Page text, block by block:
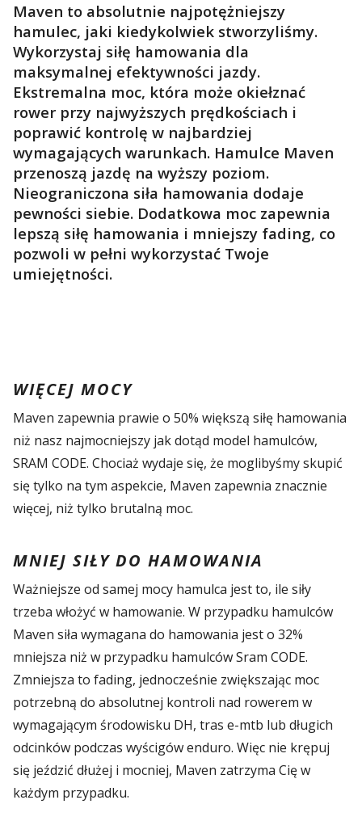
Maven to absolutnie najpotężniejszy
hamulec, jaki kiedykolwiek stworzyliśmy.
Wykorzystaj siłę hamowania dla
maksymalnej efektywności jazdy.
Ekstremalna moc, która może okiełznać
rower przy najwyższych prędkościach i
poprawić kontrolę w najbardziej
wymagających warunkach. Hamulce Maven
przenoszą jazdę na wyższy poziom.
Nieograniczona siła hamowania dodaje
pewności siebie. Dodatkowa moc zapewnia
lepszą siłę hamowania i mniejszy fading, co
pozwoli w pełni wykorzystać Twoje
umiejętności.
WIĘCEJ MOCY
Maven zapewnia prawie o 50% większą siłę hamowania
niż nasz najmocniejszy jak dotąd model hamulców,
SRAM CODE. Chociaż wydaje się, że moglibyśmy skupić
się tylko na tym aspekcie, Maven zapewnia znacznie
więcej, niż tylko brutalną moc.
MNIEJ SIŁY DO HAMOWANIA
Ważniejsze od samej mocy hamulca jest to, ile siły
trzeba włożyć w hamowanie. W przypadku hamulców
Maven siła wymagana do hamowania jest o 32%
mniejsza niż w przypadku hamulców Sram CODE.
Zmniejsza to fading, jednocześnie zwiększając moc
potrzebną do absolutnej kontroli nad rowerem w
wymagającym środowisku DH, tras e-mtb lub długich
odcinków podczas wyścigów enduro. Więc nie krępuj
się jeździć dłużej i mocniej, Maven zatrzyma Cię w
każdym przypadku.